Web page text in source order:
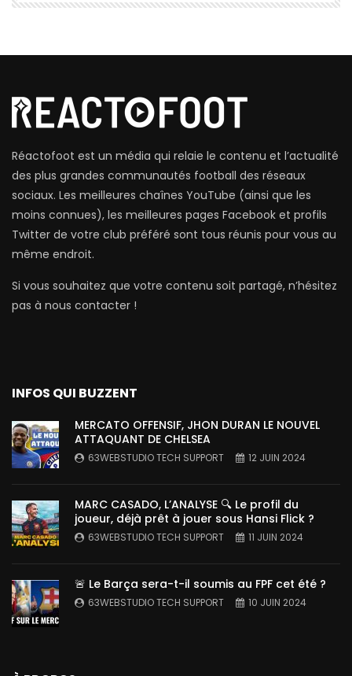
Réactofoot est un média qui relaie le contenu et l’actualité
des plus grandes communautés football des réseaux
sociaux. Les meilleures chaînes YouTube (ainsi que les
moins connues), les meilleures pages Facebook et profils
Twitter de votre club préféré sont tous réunis pour vous au
même endroit.
Si vous souhaitez que votre contenu soit partagé, n’hésitez
pas à nous contacter !
INFOS QUI BUZZENT
MERCATO OFFENSIF, JHON DURAN LE NOUVEL
ATTAQUANT DE CHELSEA
63WEBSTUDIO TECH SUPPORT 12 JUIN 2024
MARC CASADO, L’ANALYSE 🔍 Le profil du
joueur, déjà prêt à jouer sous Hansi Flick ?
63WEBSTUDIO TECH SUPPORT 11 JUIN 2024
🚨 Le Barça sera-t-il soumis au FPF cet été ?
63WEBSTUDIO TECH SUPPORT 10 JUIN 2024